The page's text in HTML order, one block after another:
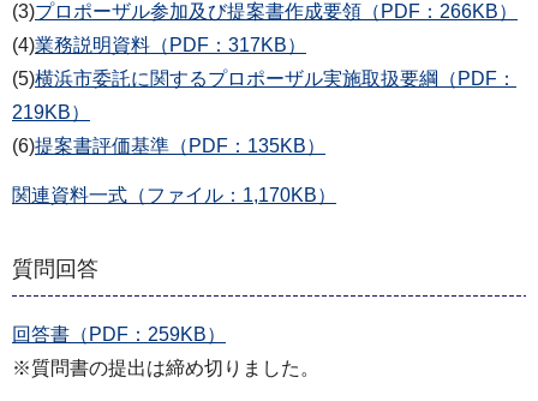
(3)プロポーザル参加及び提案書作成要領（PDF：266KB）
(4)業務説明資料（PDF：317KB）
(5)横浜市委託に関するプロポーザル実施取扱要綱（PDF：
219KB）
(6)提案書評価基準（PDF：135KB）
関連資料一式（ファイル：1,170KB）
質問回答
回答書（PDF：259KB）
※質問書の提出は締め切りました。